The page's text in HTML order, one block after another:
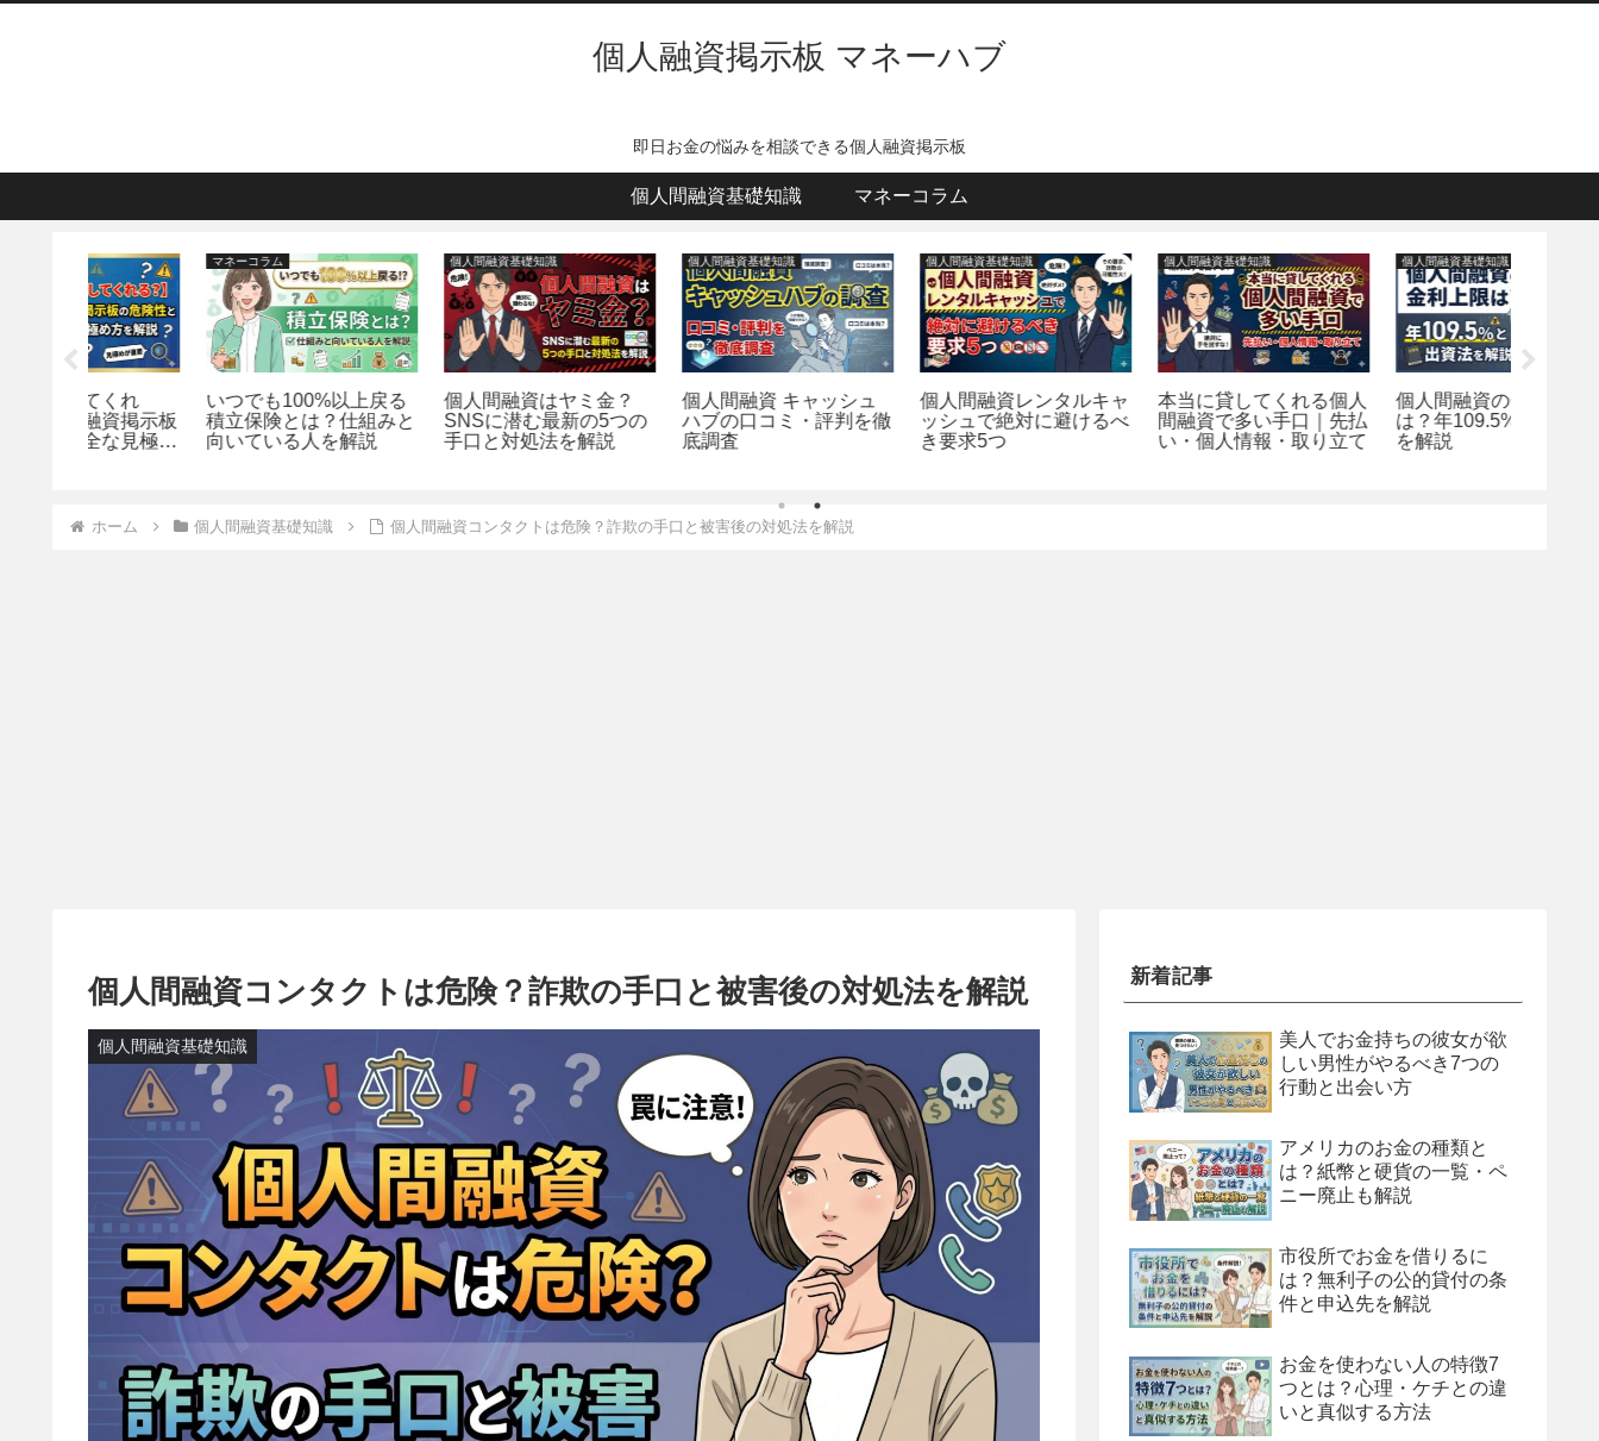
個人融資掲示板 マネーハブ
即日お金の悩みを相談できる個人融資掲示板
個人間融資基礎知識 マネーコラム
マネーコラム
いつでも100%以上戻る
積立保険とは？仕組みと
向いている人を解説
個人間融資基礎知識
個人間融資はヤミ金？
SNSに潜む最新の5つの
手口と対処法を解説
個人間融資基礎知識
個人間融資 キャッシュ
ハブの口コミ・評判を徹
底調査
個人間融資基礎知識
個人間融資レンタルキャ
ッシュで絶対に避けるべ
個人間融資基礎知識
本当に貸してくれる個人
間融資で多い手口｜先払
い・個人情報・取り立て
個人間融資基礎知識
個人間融資の金利上限
は？年109.5%と出資法
を解説
ホーム 個人間融資基礎知識 個人間融資コンタクトは危険？詐欺の手口と被害後の対処法を解説
個人間融資コンタクトは危険？詐欺の手口と被害後の対処法を解説
個人間融資基礎知識
新着記事
美人でお金持ちの彼女が欲
しい男性がやるべき7つの
行動と出会い方
アメリカのお金の種類と
は？紙幣と硬貨の一覧・ペ
ニー廃止も解説
市役所でお金を借りるに
は？無利子の公的貸付の条
件と申込先を解説
お金を使わない人の特徴7
つとは？心理・ケチとの違
いと真似する方法